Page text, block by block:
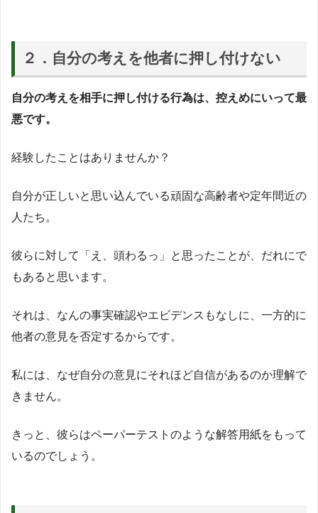
２．自分の考えを他者に押し付けない
自分の考えを相手に押し付ける行為は、控えめにいって最
悪です。
経験したことはありませんか？
自分が正しいと思い込んでいる頑固な高齢者や定年間近の
人たち。
彼らに対して「え、頭わるっ」と思ったことが、だれにで
もあると思います。
それは、なんの事実確認やエビデンスもなしに、一方的に
他者の意見を否定するからです。
私には、なぜ自分の意見にそれほど自信があるのか理解で
きません。
きっと、彼らはペーパーテストのような解答用紙をもって
いるのでしょう。